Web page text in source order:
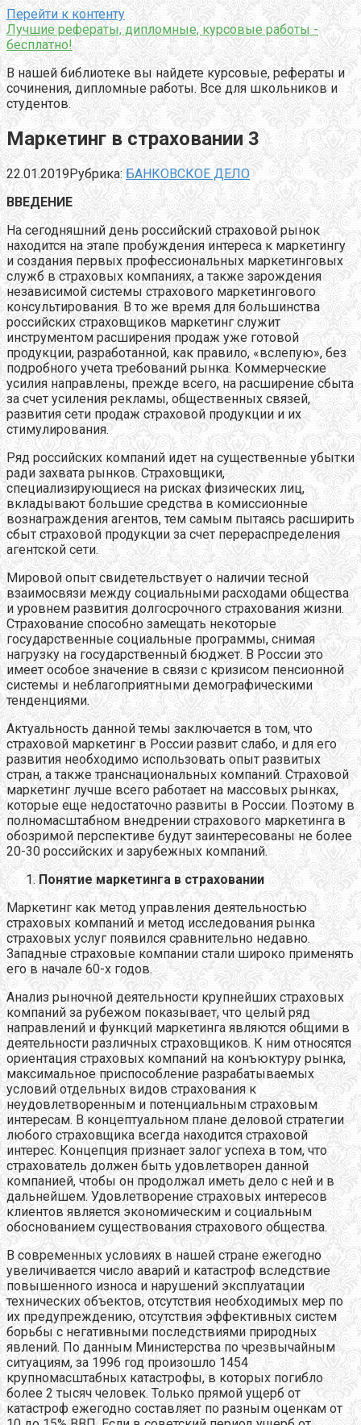
Перейти к контенту
Лучшие рефераты, дипломные, курсовые работы -
бесплатно!
В нашей библиотеке вы найдете курсовые, рефераты и
сочинения, дипломные работы. Все для школьников и
студентов.
Маркетинг в страховании 3
22.01.2019Рубрика: БАНКОВСКОЕ ДЕЛО
ВВЕДЕНИЕ
На сегодняшний день российский страховой рынок
находится на этапе пробуждения интереса к маркетингу
и создания первых профессиональных маркетинговых
служб в страховых компаниях, а также зарождения
независимой системы страхового маркетингового
консультирования. В то же время для большинства
российских страховщиков маркетинг служит
инструментом расширения продаж уже готовой
продукции, разработанной, как правило, «вслепую», без
подробного учета требований рынка. Коммерческие
усилия направлены, прежде всего, на расширение сбыта
за счет усиления рекламы, общественных связей,
развития сети продаж страховой продукции и их
стимулирования.
Ряд российских компаний идет на существенные убытки
ради захвата рынков. Страховщики,
специализирующиеся на рисках физических лиц,
вкладывают большие средства в комиссионные
вознаграждения агентов, тем самым пытаясь расширить
сбыт страховой продукции за счет перераспределения
агентской сети.
Мировой опыт свидетельствует о наличии тесной
взаимосвязи между социальными расходами общества
и уровнем развития долгосрочного страхования жизни.
Страхование способно замещать некоторые
государственные социальные программы, снимая
нагрузку на государственный бюджет. В России это
имеет особое значение в связи с кризисом пенсионной
системы и неблагоприятными демографическими
тенденциями.
Актуальность данной темы заключается в том, что
страховой маркетинг в России развит слабо, и для его
развития необходимо использовать опыт развитых
стран, а также транснациональных компаний. Страховой
маркетинг лучше всего работает на массовых рынках,
которые еще недостаточно развиты в России. Поэтому в
полномасштабном внедрении страхового маркетинга в
обозримой перспективе будут заинтересованы не более
20-30 российских и зарубежных компаний.
Понятие маркетинга в страховании
Маркетинг как метод управления деятельностью
страховых компаний и метод исследования рынка
страховых услуг появился сравнительно недавно.
Западные страховые компании стали широко применять
его в начале 60-х годов.
Анализ рыночной деятельности крупнейших страховых
компаний за рубежом показывает, что целый ряд
направлений и функций маркетинга являются общими в
деятельности различных страховщиков. К ним относятся
ориентация страховых компаний на конъюктуру рынка,
максимальное приспособление разрабатываемых
условий отдельных видов страхования к
неудовлетворенным и потенциальным страховым
интересам. В концептуальном плане деловой стратегии
любого страховщика всегда находится страховой
интерес. Концепция признает залог успеха в том, что
страхователь должен быть удовлетворен данной
компанией, чтобы он продолжал иметь дело с ней и в
дальнейшем. Удовлетворение страховых интересов
клиентов является экономическим и социальным
обоснованием существования страхового общества.
В современных условиях в нашей стране ежегодно
увеличивается число аварий и катастроф вследствие
повышенного износа и нарушений эксплуатации
технических объектов, отсутствия необходимых мер по
их предупреждению, отсутствия эффективных систем
борьбы с негативными последствиями природных
явлений. По данным Министерства по чрезвычайным
ситуациям, за 1996 год произошло 1454
крупномасштабных катастрофы, в которых погибло
более 2 тысяч человек. Только прямой ущерб от
катастроф ежегодно составляет по разным оценкам от